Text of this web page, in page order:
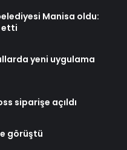
Manisa oldu:
etti
yeni uygulama
siparişe açıldı
görüştü